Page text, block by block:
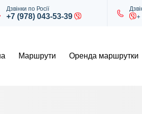
Дзвінки по Росії
+7 (978) 043-53-39 +
Маршрути Оренда маршрутки